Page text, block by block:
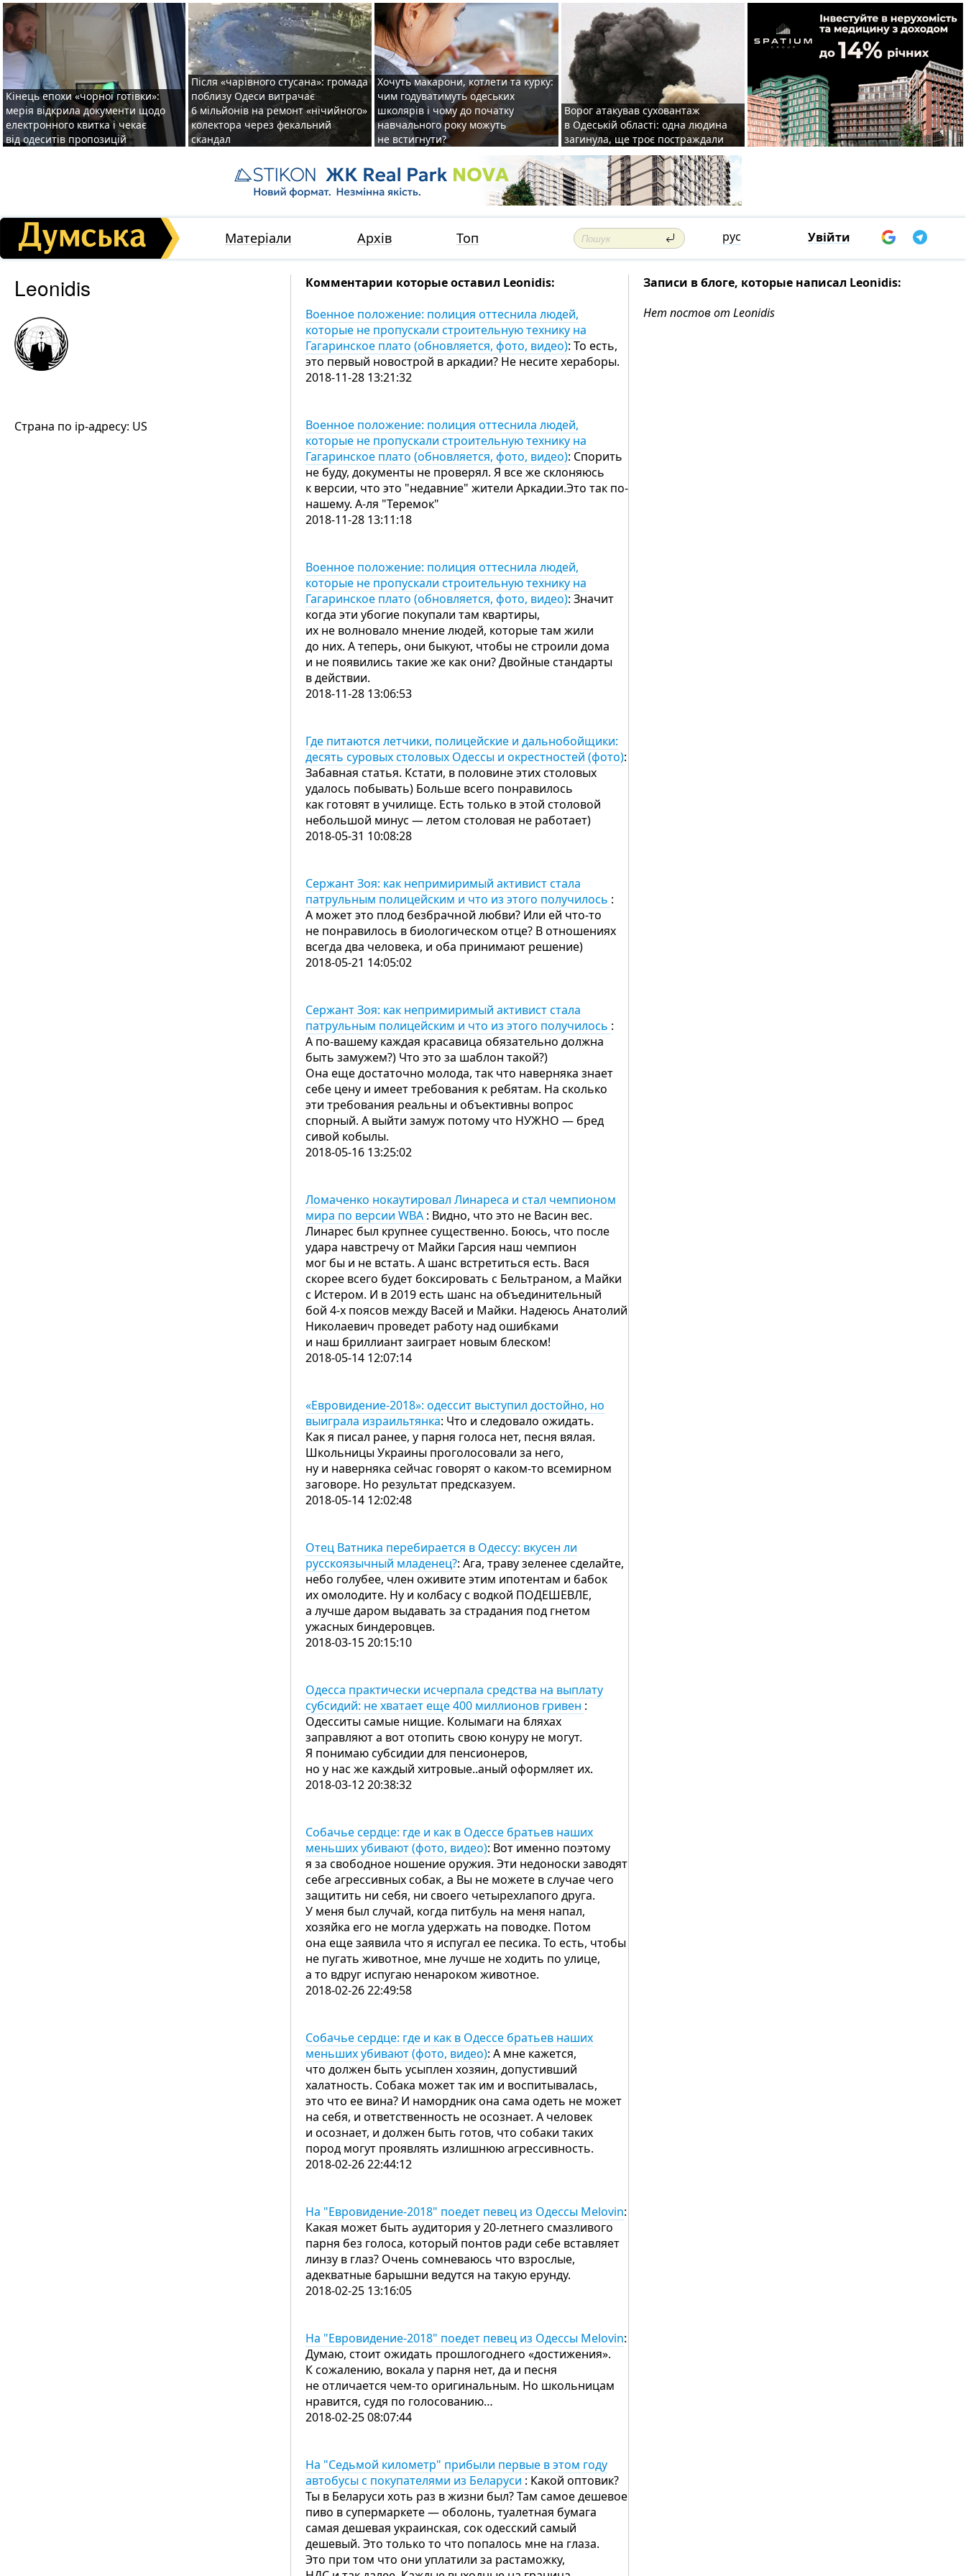
Кінець епохи «чорної готівки»:
мерія відкрила документи щодо
електронного квитка і чекає
від одеситів пропозицій
Після «чарівного стусана»: громада
поблизу Одеси витрачає
6 мільйонів на ремонт «нічийного»
колектора через фекальний
скандал
Хочуть макарони, котлети та курку:
чим годуватимуть одеських
школярів і чому до початку
навчального року можуть
не встигнути?
Ворог атакував суховантаж
в Одеській області: одна людина
загинула, ще троє постраждали
Матеріали Архів Топ рус Увійти
Leonidis
Страна по ip-адресу: US
Комментарии которые оставил Leonidis:
Военное положение: полиция оттеснила людей,
которые не пропускали строительную технику на
Гагаринское плато (обновляется, фото, видео): То есть,
это первый новострой в аркадии? Не несите хераборы.
2018-11-28 13:21:32
Военное положение: полиция оттеснила людей,
которые не пропускали строительную технику на
Гагаринское плато (обновляется, фото, видео): Спорить
не буду, документы не проверял. Я все же склоняюсь
к версии, что это "недавние" жители Аркадии.Это так по-
нашему. А-ля "Теремок"
2018-11-28 13:11:18
Военное положение: полиция оттеснила людей,
которые не пропускали строительную технику на
Гагаринское плато (обновляется, фото, видео): Значит
когда эти убогие покупали там квартиры,
их не волновало мнение людей, которые там жили
до них. А теперь, они быкуют, чтобы не строили дома
и не появились такие же как они? Двойные стандарты
в действии.
2018-11-28 13:06:53
Где питаются летчики, полицейские и дальнобойщики:
десять суровых столовых Одессы и окрестностей (фото):
Забавная статья. Кстати, в половине этих столовых
удалось побывать) Больше всего понравилось
как готовят в училище. Есть только в этой столовой
небольшой минус — летом столовая не работает)
2018-05-31 10:08:28
Сержант Зоя: как непримиримый активист стала
патрульным полицейским и что из этого получилось :
А может это плод безбрачной любви? Или ей что-то
не понравилось в биологическом отце? В отношениях
всегда два человека, и оба принимают решение)
2018-05-21 14:05:02
Сержант Зоя: как непримиримый активист стала
патрульным полицейским и что из этого получилось :
А по-вашему каждая красавица обязательно должна
быть замужем?) Что это за шаблон такой?)
Она еще достаточно молода, так что наверняка знает
себе цену и имеет требования к ребятам. На сколько
эти требования реальны и объективны вопрос
спорный. А выйти замуж потому что НУЖНО — бред
сивой кобылы.
2018-05-16 13:25:02
Ломаченко нокаутировал Линареса и стал чемпионом
мира по версии WBA : Видно, что это не Васин вес.
Линарес был крупнее существенно. Боюсь, что после
удара навстречу от Майки Гарсия наш чемпион
мог бы и не встать. А шанс встретиться есть. Вася
скорее всего будет боксировать с Бельтраном, а Майки
с Истером. И в 2019 есть шанс на объединительный
бой 4-х поясов между Васей и Майки. Надеюсь Анатолий
Николаевич проведет работу над ошибками
и наш бриллиант заиграет новым блеском!
2018-05-14 12:07:14
«Евровидение-2018»: одессит выступил достойно, но
выиграла израильтянка: Что и следовало ожидать.
Как я писал ранее, у парня голоса нет, песня вялая.
Школьницы Украины проголосовали за него,
ну и наверняка сейчас говорят о каком-то всемирном
заговоре. Но результат предсказуем.
2018-05-14 12:02:48
Отец Ватника перебирается в Одессу: вкусен ли
русскоязычный младенец?: Ага, траву зеленее сделайте,
небо голубее, член оживите этим ипотентам и бабок
их омолодите. Ну и колбасу с водкой ПОДЕШЕВЛЕ,
а лучше даром выдавать за страдания под гнетом
ужасных биндеровцев.
2018-03-15 20:15:10
Одесса практически исчерпала средства на выплату
субсидий: не хватает еще 400 миллионов гривен :
Одесситы самые нищие. Колымаги на бляхах
заправляют а вот отопить свою конуру не могут.
Я понимаю субсидии для пенсионеров,
но у нас же каждый хитровые..аный оформляет их.
2018-03-12 20:38:32
Собачье сердце: где и как в Одессе братьев наших
меньших убивают (фото, видео): Вот именно поэтому
я за свободное ношение оружия. Эти недоноски заводят
себе агрессивных собак, а Вы не можете в случае чего
защитить ни себя, ни своего четырехлапого друга.
У меня был случай, когда питбуль на меня напал,
хозяйка его не могла удержать на поводке. Потом
она еще заявила что я испугал ее песика. То есть, чтобы
не пугать животное, мне лучше не ходить по улице,
а то вдруг испугаю ненароком животное.
2018-02-26 22:49:58
Собачье сердце: где и как в Одессе братьев наших
меньших убивают (фото, видео): А мне кажется,
что должен быть усыплен хозяин, допустивший
халатность. Собака может так им и воспитывалась,
это что ее вина? И намордник она сама одеть не может
на себя, и ответственность не осознает. А человек
и осознает, и должен быть готов, что собаки таких
пород могут проявлять излишнюю агрессивность.
2018-02-26 22:44:12
На "Евровидение-2018" поедет певец из Одессы Melovin:
Какая может быть аудитория у 20-летнего смазливого
парня без голоса, который понтов ради себе вставляет
линзу в глаз? Очень сомневаюсь что взрослые,
адекватные барышни ведутся на такую ерунду.
2018-02-25 13:16:05
На "Евровидение-2018" поедет певец из Одессы Melovin:
Думаю, стоит ожидать прошлогоднего «достижения».
К сожалению, вокала у парня нет, да и песня
не отличается чем-то оригинальным. Но школьницам
нравится, судя по голосованию…
2018-02-25 08:07:44
На "Седьмой километр" прибыли первые в этом году
автобусы с покупателями из Беларуси : Какой оптовик?
Ты в Беларуси хоть раз в жизни был? Там самое дешевое
пиво в супермаркете — оболонь, туалетная бумага
самая дешевая украинская, сок одесский самый
дешевый. Это только то что попалось мне на глаза.
Это при том что они уплатили за растаможку,
Записи в блоге, которые написал Leonidis:
Нет постов от Leonidis